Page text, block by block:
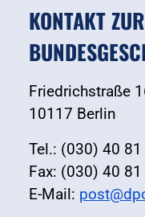
KONTAKT ZUR
Friedrichstraße
10117 Berlin
Tel.: (030) 40
Fax: (030) 40
E-Mail: